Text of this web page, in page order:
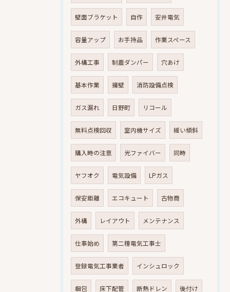
壁面ブラケット 自作 安井電気
容量アップ お手持品 作業スペース
外構工事 制震ダンパー 穴あけ
基本作業 擁壁 消防設備点検
ガス漏れ 日野町 リコール
無料点検回収 室内機サイズ 緩い傾斜
購入時の注意 光ファイバー 同時
ヤフオク 電気設備 LPガス
保安距離 エコキュート 古物商
外構 レイアウト メンテナンス
仕事始め 第二種電気工事士
登録電気工事業者 インシュロック
梱包 床下配管 断熱ドレン 後付け